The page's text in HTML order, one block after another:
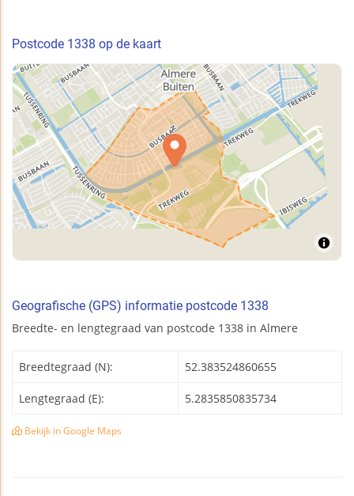
Postcode 1338 op de kaart
Geografische (GPS) informatie postcode 1338
Breedte- en lengtegraad van postcode 1338 in Almere
Breedtegraad (N): 52.383524860655
Lengtegraad (E): 5.2835850835734
Bekijk in Google Maps